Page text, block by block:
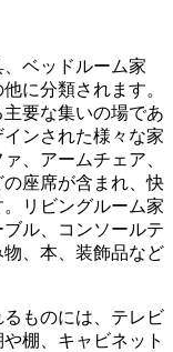
ベッドルーム家
に分類されます。
要な集いの場であ
ンされた様々な家
、アームチェア、
座席が含まれ、快
リビングルーム家
ル、コンソールテ
、本、装飾品など
ものには、テレビ
棚、キャビネット